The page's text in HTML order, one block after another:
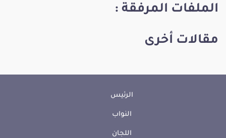
الملفات المرفقة :
مقالات أخرى
الرئيس
النواب
اللجان